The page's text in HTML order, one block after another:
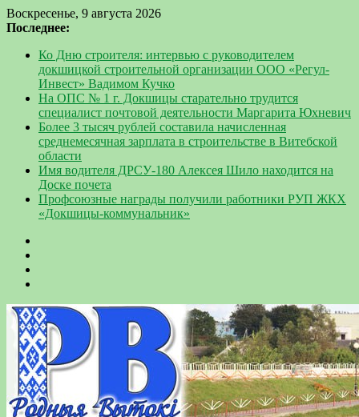
Воскресенье, 9 августа 2026
Последнее:
Ко Дню строителя: интервью с руководителем
докшицкой строительной организации ООО «Регул-
Инвест» Вадимом Кучко
На ОПС № 1 г. Докшицы старательно трудится
специалист почтовой деятельности Маргарита Юхневич
Более 3 тысяч рублей составила начисленная
среднемесячная зарплата в строительстве в Витебской
области
Имя водителя ДРСУ-180 Алексея Шило находится на
Доске почета
Профсоюзные награды получили работники РУП ЖКХ
«Докшицы-коммунальник»